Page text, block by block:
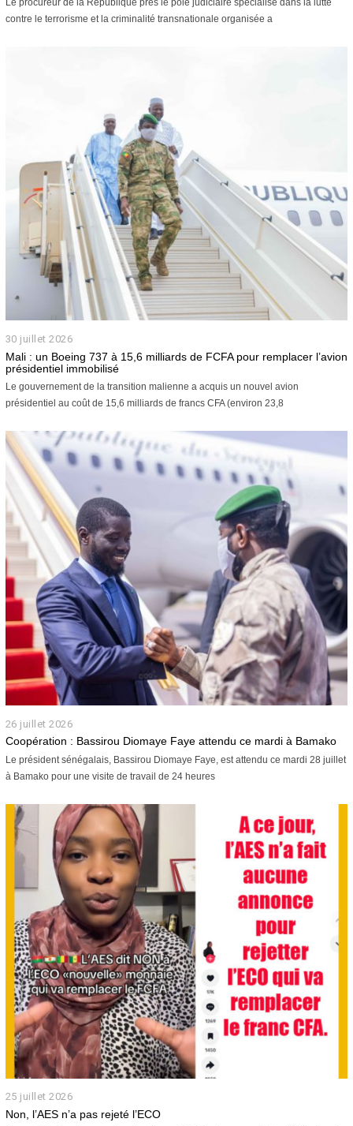
û
t
contre le terrorisme et la criminalité transnationale organisée a
30 juillet 2026
0
j
u
l
e
t
2
6
Mali : un Boeing 737 à 15,6 milliards de FCFA pour remplacer l’avion
présidentiel immobilisé
Le gouvernement de la transition malienne a acquis un nouvel avion
présidentiel au coût de 15,6 milliards de francs CFA (environ 23,8
26 juillet 2026
6
u
i
l
e
t
2
0
2
Coopération : Bassirou Diomaye Faye attendu ce mardi à Bamako
Le président sénégalais, Bassirou Diomaye Faye, est attendu ce mardi 28 juillet
à Bamako pour une visite de travail de 24 heures
25 juillet 2026
6
Non, l’AES n’a pas rejeté l’ECO